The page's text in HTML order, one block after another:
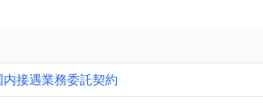
接遇業務委託契約